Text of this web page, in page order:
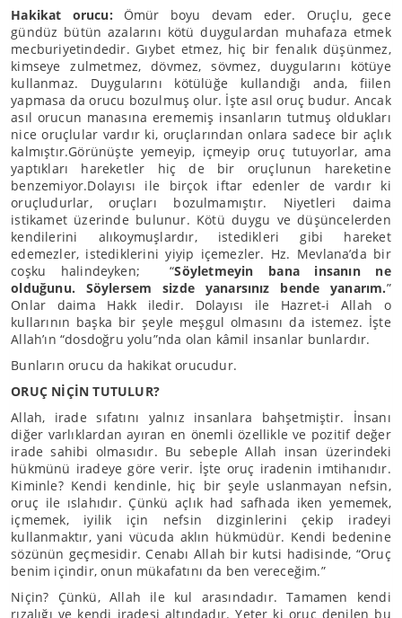
Hakikat orucu: Ömür boyu devam eder. Oruçlu, gece
gündüz bütün azalarını kötü duygulardan muhafaza etmek
mecburiyetindedir. Gıybet etmez, hiç bir fenalık düşünmez,
kimseye zulmetmez, dövmez, sövmez, duygularını kötüye
kullanmaz. Duygularını kötülüğe kullandığı anda, fiilen
yapmasa da orucu bozulmuş olur. İşte asıl oruç budur. Ancak
asıl orucun manasına erememiş insanların tutmuş oldukları
nice oruçlular vardır ki, oruçlarından onlara sadece bir açlık
kalmıştır.Görünüşte yemeyip, içmeyip oruç tutuyorlar, ama
yaptıkları hareketler hiç de bir oruçlunun hareketine
benzemiyor.Dolayısı ile birçok iftar edenler de vardır ki
oruçludurlar, oruçları bozulmamıştır. Niyetleri daima
istikamet üzerinde bulunur. Kötü duygu ve düşüncelerden
kendilerini alıkoymuşlardır, istedikleri gibi hareket
edemezler, istediklerini yiyip içemezler. Hz. Mevlana’da bir
coşku halindeyken; “Söyletmeyin bana insanın ne
olduğunu. Söylersem sizde yanarsınız bende yanarım.”
Onlar daima Hakk iledir. Dolayısı ile Hazret-i Allah o
kullarının başka bir şeyle meşgul olmasını da istemez. İşte
Allah’ın “dosdoğru yolu”nda olan kâmil insanlar bunlardır.
Bunların orucu da hakikat orucudur.
ORUÇ NİÇİN TUTULUR?
Allah, irade sıfatını yalnız insanlara bahşetmiştir. İnsanı
diğer varlıklardan ayıran en önemli özellikle ve pozitif değer
irade sahibi olmasıdır. Bu sebeple Allah insan üzerindeki
hükmünü iradeye göre verir. İşte oruç iradenin imtihanıdır.
Kiminle? Kendi kendinle, hiç bir şeyle uslanmayan nefsin,
oruç ile ıslahıdır. Çünkü açlık had safhada iken yememek,
içmemek, iyilik için nefsin dizginlerini çekip iradeyi
kullanmaktır, yani vücuda aklın hükmüdür. Kendi bedenine
sözünün geçmesidir. Cenabı Allah bir kutsi hadisinde, “Oruç
benim içindir, onun mükafatını da ben vereceğim.”
Niçin? Çünkü, Allah ile kul arasındadır. Tamamen kendi
rızalığı ve kendi iradesi altındadır. Yeter ki oruç denilen bu